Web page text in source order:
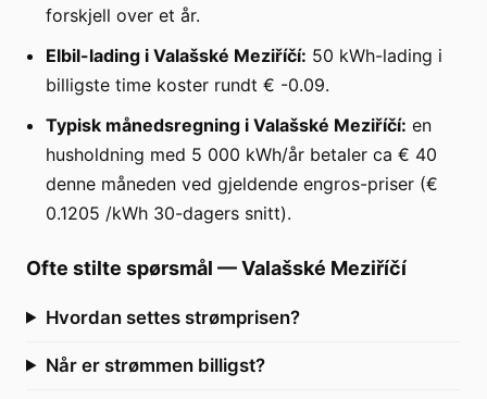
forskjell over et år.
Elbil-lading i Valašské Meziříčí: 50 kWh-lading i
billigste time koster rundt € -0.09.
Typisk månedsregning i Valašské Meziříčí: en
husholdning med 5 000 kWh/år betaler ca € 40
denne måneden ved gjeldende engros-priser (€
0.1205 /kWh 30-dagers snitt).
Ofte stilte spørsmål —Valašské Meziříčí
Hvordan settes strømprisen?
Når er strømmen billigst?